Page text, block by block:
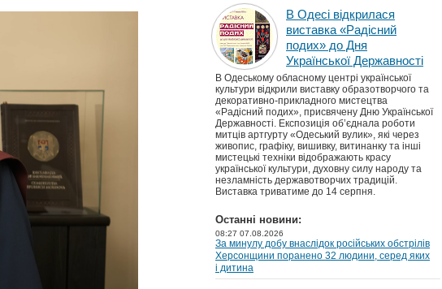
В Одесі відкрилася
виставка «Радісний
подих» до Дня
Української Державності
В Одеському обласному центрі української
культури відкрили виставку образотворчого та
декоративно-прикладного мистецтва
«Радісний подих», присвячену Дню Української
Державності. Експозиція об’єднала роботи
митців артгурту «Одеський вулик», які через
живопис, графіку, вишивку, витинанку та інші
мистецькі техніки відображають красу
української культури, духовну силу народу та
незламність державотворчих традицій.
Виставка триватиме до 14 серпня.
Останні новини:
08:27 07.08.2026
За минулу добу внаслідок російських обстрілів
Херсонщини поранено 32 людини, серед яких
і дитина